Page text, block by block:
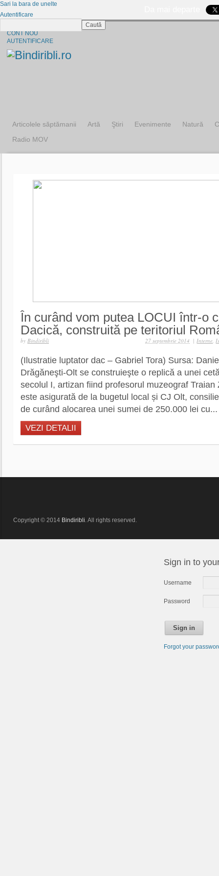
CONT NOU
AUTENTIFICARE
Articolele săptămanii Artă Ştiri Evenimente Natură
Radio MOV
În curând vom putea LOCUI într-o
Dacică, construită pe teritoriul
by Bindiribli | Interne,
27 septembrie 2014
(Ilustratie luptator dac – Gabriel Tora) Sursa:
Drăgăneşti-Olt se construieşte o replică a unei
secolul I, artizan fiind profesorul muzeograf Traian
este asigurată de la bugetul local și CJ Olt,
de curând alocarea unei sumei de 250.000 lei cu...
VEZI DETALII
Copyright © 2014 Bindiribli. All rights reserved.
Sign in to
Username
Password
Sign in
Forgot your
Sari la bara de unelte
Autentificare
Caută